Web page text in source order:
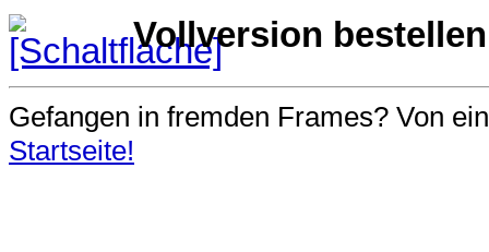
Vollversion bestellen
Gefangen in fremden Frames? Von
Startseite!